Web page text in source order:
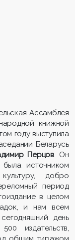
Ассамблея
книжной
году выступила
Беларусь
Перцов. Он
источником
добро
период
в целом
и нам всем
день
издательств,